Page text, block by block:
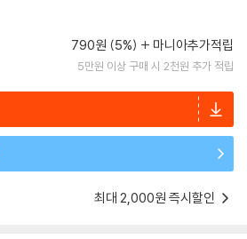
790원 (5%) 마니아추가적립
5만원 이상 구매 시 2천원 추가 적립
최대 2,000원 즉시할인